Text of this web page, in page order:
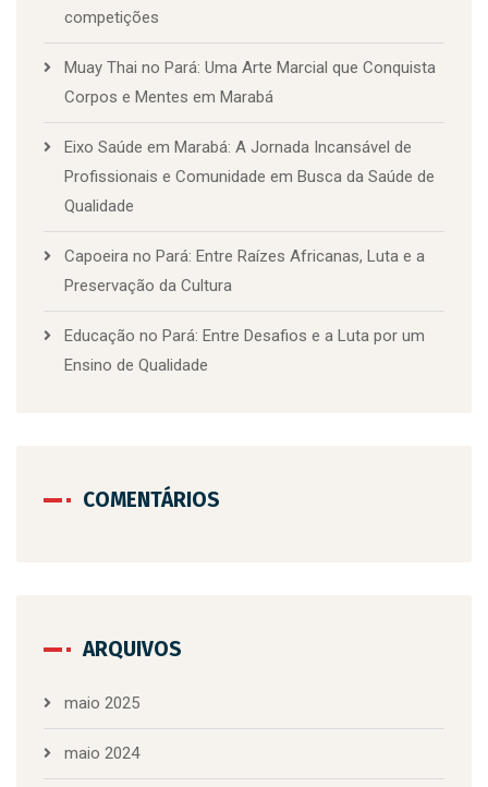
competições
Muay Thai no Pará: Uma Arte Marcial que Conquista
Corpos e Mentes em Marabá
Eixo Saúde em Marabá: A Jornada Incansável de
Profissionais e Comunidade em Busca da Saúde de
Qualidade
Capoeira no Pará: Entre Raízes Africanas, Luta e a
Preservação da Cultura
Educação no Pará: Entre Desafios e a Luta por um
Ensino de Qualidade
COMENTÁRIOS
ARQUIVOS
maio 2025
maio 2024